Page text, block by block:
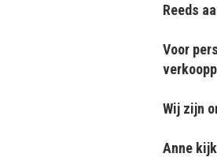
Reeds
Voor
Wij zijn
Anne